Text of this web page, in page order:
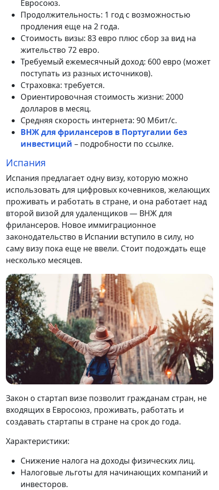
Евросоюз.
Продолжительность: 1 год с возможностью
продления еще на 2 года.
Стоимость визы: 83 евро плюс сбор за вид на
жительство 72 евро.
Требуемый ежемесячный доход: 600 евро (может
поступать из разных источников).
Страховка: требуется.
Ориентировочная стоимость жизни: 2000
долларов в месяц.
Средняя скорость интернета: 90 Мбит/с.
ВНЖ для фрилансеров в Португалии без
инвестиций – подробности по ссылке.
Испания
Испания предлагает одну визу, которую можно
использовать для цифровых кочевников, желающих
проживать и работать в стране, и она работает над
второй визой для удаленщиков — ВНЖ для
фрилансеров. Новое иммиграционное
законодательство в Испании вступило в силу, но
саму визу пока еще не ввели. Стоит подождать еще
несколько месяцев.
Закон о стартап визе позволит гражданам стран, не
входящих в Евросоюз, проживать, работать и
создавать стартапы в стране на срок до года.
Характеристики:
Снижение налога на доходы физических лиц.
Налоговые льготы для начинающих компаний и
инвесторов.